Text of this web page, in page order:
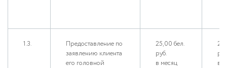
1.3.
Предоставление по
заявлению клиента
его головной
25,00 бел.
руб.
в месяц
в